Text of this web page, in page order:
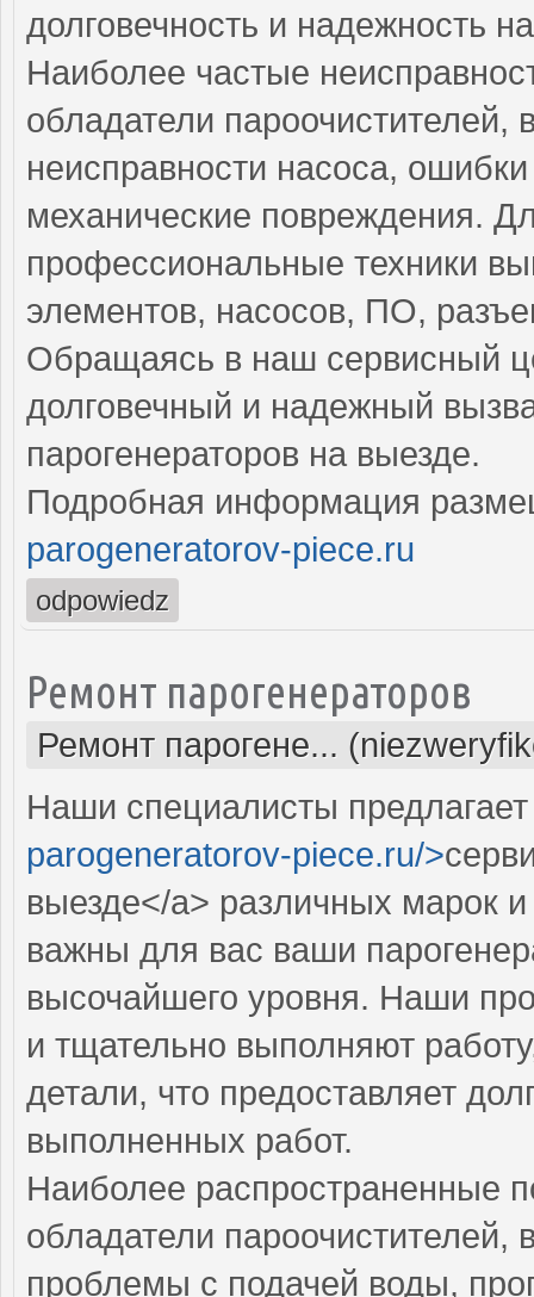
долговечность и надежность
Наиболее частые
обладатели
неисправности насоса,
механические повреждения.
профессиональные техники
элементов, насосов, ПО,
Обращаясь в наш сервисный
долговечный и надежный
парогенераторов на выезде.
Подробная информация
parogeneratorov-piece.ru
odpowiedz
Ремонт парогенераторов
Ремонт парогене...
Наши специалисты
parogeneratorov-piece.ru/>
выезде</a> различных марок
важны для вас ваши
высочайшего уровня. Наши
и тщательно выполняют
детали, что предоставляет
выполненных работ.
Наиболее распространенные
обладатели
проблемы с подачей воды,